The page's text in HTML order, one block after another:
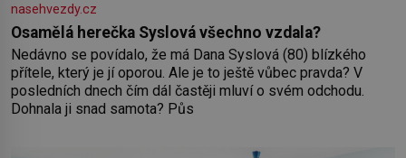
nasehvezdy.cz
Osamělá herečka Syslová všechno vzdala?
Nedávno se povídalo, že má Dana Syslová (80) blízkého
přítele, který je jí oporou. Ale je to ještě vůbec pravda? V
posledních dnech čím dál častěji mluví o svém odchodu.
Dohnala ji snad samota? Půs